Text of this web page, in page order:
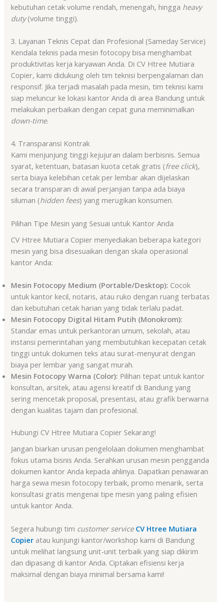
kebutuhan cetak volume rendah, menengah, hingga heavy
duty(volume tinggi).
3. Layanan Teknis Cepat dan Profesional (Sameday Service)
Kendala teknis pada mesin fotocopy bisa menghambat
produktivitas kerja karyawan Anda. Di CV Htree Mutiara
Copier, kami didukung oleh tim teknisi berpengalaman dan
responsif. Jika terjadi masalah pada mesin, tim teknisi kami
siap meluncur ke lokasi kantor Anda di area Bandung untuk
melakukan perbaikan dengan cepat guna meminimalkan
down-time.
4. Transparansi Kontrak
Kami menjunjung tinggi kejujuran dalam berbisnis. Semua
syarat, ketentuan, batasan kuota cetak gratis (free click),
serta biaya kelebihan cetak per lembar akan dijelaskan
secara transparan di awal perjanjian tanpa ada biaya
siluman (hidden fees) yang merugikan konsumen.
Pilihan Tipe Mesin yang Sesuai untuk Kantor Anda
CV Htree Mutiara Copier menyediakan beberapa kategori
mesin yang bisa disesuaikan dengan skala operasional
kantor Anda:
Mesin Fotocopy Medium (Portable/Desktop): Cocok
untuk kantor kecil, notaris, atau ruko dengan ruang terbatas
dan kebutuhan cetak harian yang tidak terlalu padat.
Mesin Fotocopy Digital Hitam Putih (Monokrom):
Standar emas untuk perkantoran umum, sekolah, atau
instansi pemerintahan yang membutuhkan kecepatan cetak
tinggi untuk dokumen teks atau surat-menyurat dengan
biaya per lembar yang sangat murah.
Mesin Fotocopy Warna (Color): Pilihan tepat untuk kantor
konsultan, arsitek, atau agensi kreatif di Bandung yang
sering mencetak proposal, presentasi, atau grafik berwarna
dengan kualitas tajam dan profesional.
Hubungi CV Htree Mutiara Copier Sekarang!
Jangan biarkan urusan pengelolaan dokumen menghambat
fokus utama bisnis Anda. Serahkan urusan mesin pengganda
dokumen kantor Anda kepada ahlinya. Dapatkan penawaran
harga sewa mesin fotocopy terbaik, promo menarik, serta
konsultasi gratis mengenai tipe mesin yang paling efisien
untuk kantor Anda.
Segera hubungi tim customer service CV Htree Mutiara
Copier atau kunjungi kantor/workshop kami di Bandung
untuk melihat langsung unit-unit terbaik yang siap dikirim
dan dipasang di kantor Anda. Ciptakan efisiensi kerja
maksimal dengan biaya minimal bersama kami!